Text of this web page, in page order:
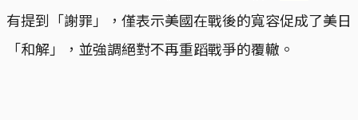
有提到「謝罪」，僅表示美國在戰後的寬容促成了美日
「和解」，並強調絕對不再重蹈戰爭的覆轍。